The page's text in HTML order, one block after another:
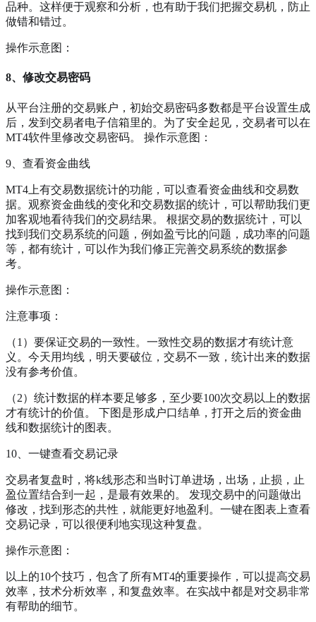
品种。这样便于观察和分析，也有助于我们把握交易机，防止
做错和错过。
操作示意图：
8、修改交易密码
从平台注册的交易账户，初始交易密码多数都是平台设置生成
后，发到交易者电子信箱里的。为了安全起见，交易者可以在
MT4软件里修改交易密码。 操作示意图：
9、查看资金曲线
MT4上有交易数据统计的功能，可以查看资金曲线和交易数
据。观察资金曲线的变化和交易数据的统计，可以帮助我们更
加客观地看待我们的交易结果。 根据交易的数据统计，可以
找到我们交易系统的问题，例如盈亏比的问题，成功率的问题
等，都有统计，可以作为我们修正完善交易系统的数据参
考。
操作示意图：
注意事项：
（1）要保证交易的一致性。一致性交易的数据才有统计意
义。今天用均线，明天要破位，交易不一致，统计出来的数据
没有参考价值。
（2）统计数据的样本要足够多，至少要100次交易以上的数据
才有统计的价值。 下图是形成户口结单，打开之后的资金曲
线和数据统计的图表。
10、一键查看交易记录
交易者复盘时，将k线形态和当时订单进场，出场，止损，止
盈位置结合到一起，是最有效果的。 发现交易中的问题做出
修改，找到形态的共性，就能更好地盈利。一键在图表上查看
交易记录，可以很便利地实现这种复盘。
操作示意图：
以上的10个技巧，包含了所有MT4的重要操作，可以提高交易
效率，技术分析效率，和复盘效率。在实战中都是对交易非常
有帮助的细节。